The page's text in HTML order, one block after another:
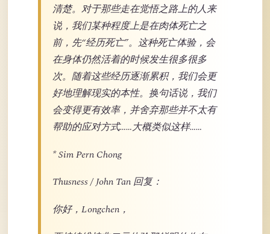
清楚。对于那些走在觉悟之路上的人来
说，我们某种程度上是在肉体死亡之
前，先“经历死亡”。这种死亡体验，会
在身体仍然活着的时候发生很多很多
次。随着这些经历逐渐累积，我们会更
好地理解现实的本性。换句话说，我们
会变得更有效率，并舍弃那些并不太有
帮助的应对方式……大概类似这样……
* Sim Pern Chong
Thusness / John Tan 回复：
你好，Longchen，